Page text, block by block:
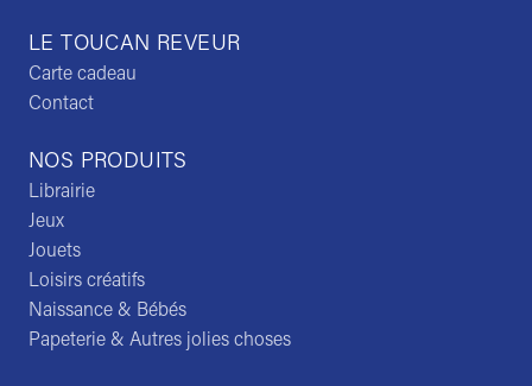
NOS PRODUITS
Librairie
Jeux
Jouets
Loisirs créatifs
Naissance & Bébés
Papeterie & Autres jolies choses
LE TOUCAN REVEUR
Carte cadeau
Contact